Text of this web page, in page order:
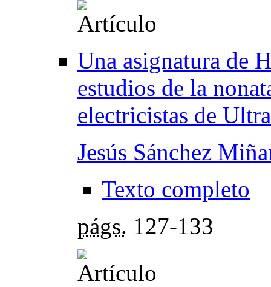
Una asignatura de
estudios de la
electricistas de
Jesús Sánchez
Texto completo
págs. 127-133